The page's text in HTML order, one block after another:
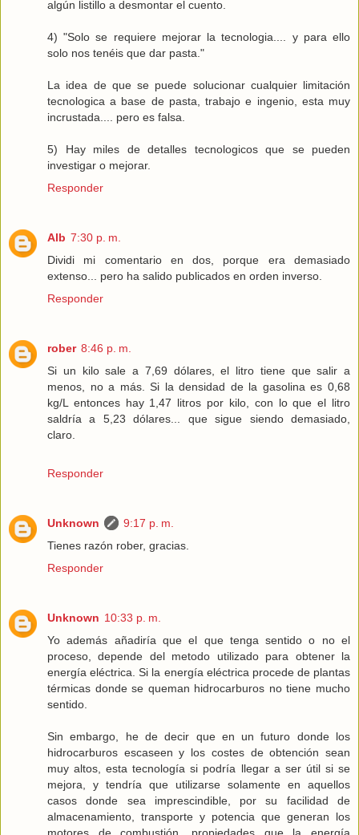
algún listillo a desmontar el cuento.
4) "Solo se requiere mejorar la tecnologia.... y para ello
solo nos tenéis que dar pasta."
La idea de que se puede solucionar cualquier limitación
tecnologica a base de pasta, trabajo e ingenio, esta muy
incrustada.... pero es falsa.
5) Hay miles de detalles tecnologicos que se pueden
investigar o mejorar.
Responder
Alb 7:30 p. m.
Dividi mi comentario en dos, porque era demasiado
extenso... pero ha salido publicados en orden inverso.
Responder
rober 8:46 p. m.
Si un kilo sale a 7,69 dólares, el litro tiene que salir a
menos, no a más. Si la densidad de la gasolina es 0,68
kg/L entonces hay 1,47 litros por kilo, con lo que el litro
saldría a 5,23 dólares... que sigue siendo demasiado,
claro.
Responder
Unknown
9:17 p. m.
Tienes razón rober, gracias.
Responder
Unknown 10:33 p. m.
Yo además añadiría que el que tenga sentido o no el
proceso, depende del metodo utilizado para obtener la
energía eléctrica. Si la energía eléctrica procede de plantas
térmicas donde se queman hidrocarburos no tiene mucho
sentido.
Sin embargo, he de decir que en un futuro donde los
hidrocarburos escaseen y los costes de obtención sean
muy altos, esta tecnología si podría llegar a ser útil si se
mejora, y tendría que utilizarse solamente en aquellos
casos donde sea imprescindible, por su facilidad de
almacenamiento, transporte y potencia que generan los
motores de combustión, propiedades que la energía